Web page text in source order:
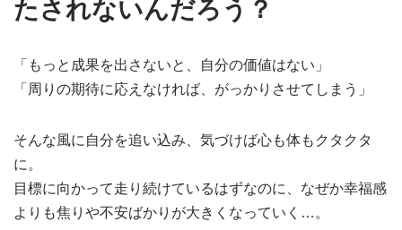
たされないんだろう？
「もっと成果を出さないと、自分の価値はない」
「周りの期待に応えなければ、がっかりさせてしまう」
そんな風に自分を追い込み、気づけば心も体もクタクタ
に。
目標に向かって走り続けているはずなのに、なぜか幸福感
よりも焦りや不安ばかりが大きくなっていく…。